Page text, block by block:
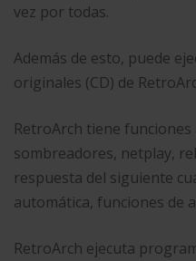
vez por todas.
Además de esto, puede
originales (CD) de
RetroArch tiene funciones
sombreadores, netplay,
respuesta del siguiente
automática, funciones de
RetroArch ejecuta